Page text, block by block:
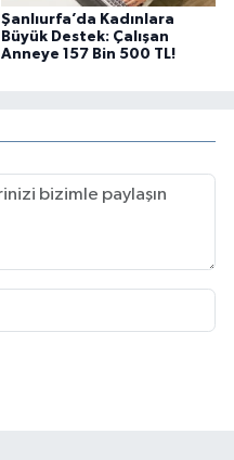
Şanlıurfa’da Kadınlara
Büyük Destek: Çalışan
Anneye 157 Bin 500 TL!